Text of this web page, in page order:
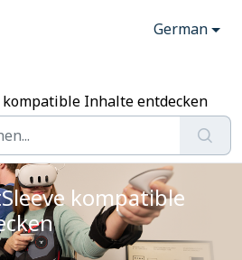
German
kompatible Inhalte entdecken
kompatible